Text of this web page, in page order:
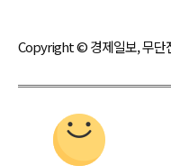
Copyright © 경제일보, 무단